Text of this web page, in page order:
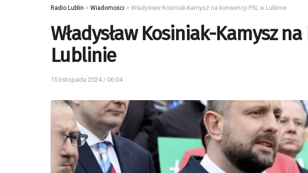
Radio Lublin > Wiadomości > Władysław Kosiniak-Kamysz na konwencji PSL w Lublinie
Władysław Kosiniak-Kamysz
Lublinie
15 listopada 2024 / 06:04